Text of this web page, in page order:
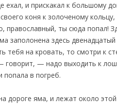
и прискакал к большому
коня к золоченому
православный, ты сюда попал!
заполонена здесь двенадцатый
тебя на кровать, то смотри к
говорит, — надо выходить к
попала в погреб.
дороге яма, и лежат около